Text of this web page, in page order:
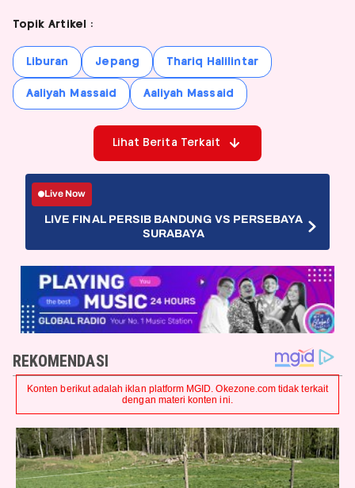
Topik Artikel :
Liburan Jepang Thariq Halilintar
Aaliyah Massaid Aaliyah Massaid
Lihat Berita Terkait
Live Now
LIVE FINAL PERSIB BANDUNG VS PERSEBAYA
SURABAYA